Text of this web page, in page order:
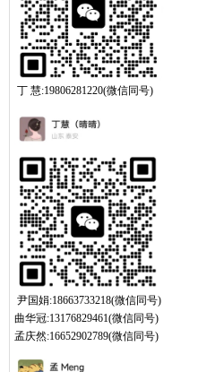
丁 慧:19806281220(微信同号)
尹国娟:18663733218(微信同号)
曲华冠:13176829461(微信同号)
孟庆然:16652902789(微信同号)